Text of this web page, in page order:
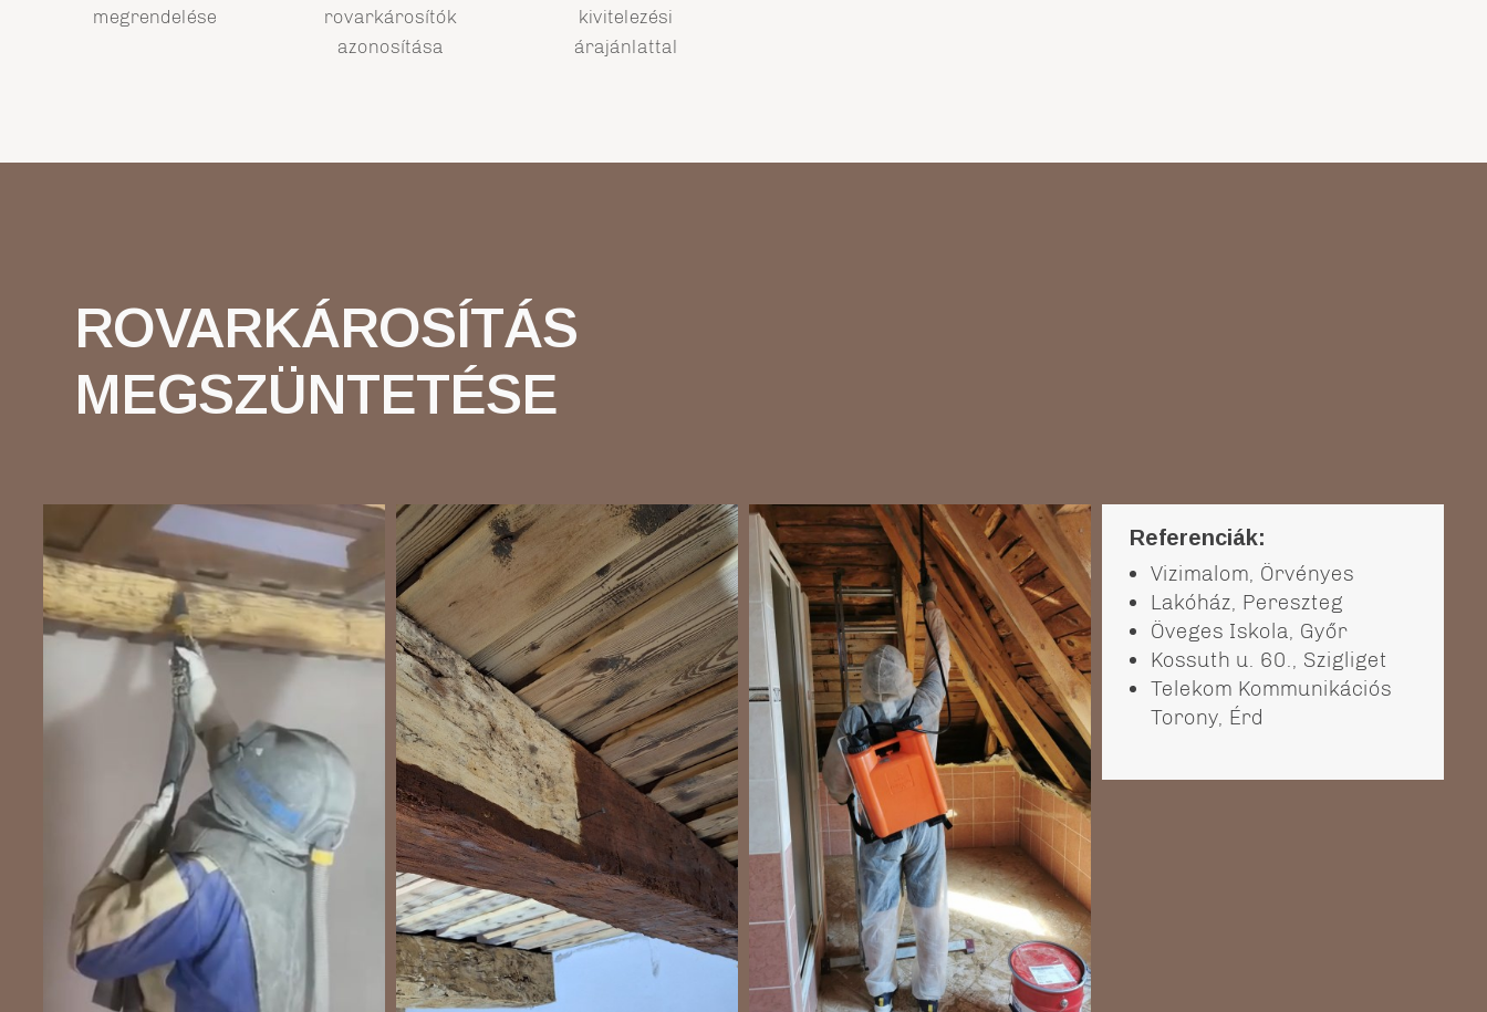
megrendelése
rovarkárosítók
azonosítása
kivitelezési
árajánlattal
ROVARKÁROSÍTÁS
MEGSZÜNTETÉSE
Referenciák:
Vizimalom, Örvényes
Lakóház, Pereszteg
Öveges Iskola, Győr
Kossuth u. 60., Szigliget
Telekom Kommunikációs
Torony, Érd